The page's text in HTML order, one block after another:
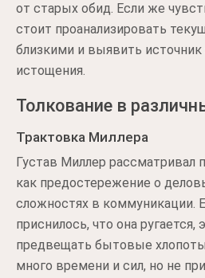
от старых обид. Если же
стоит проанализировать
близкими и выявить источник
истощения.
Толкование в
Трактовка Миллера
Густав Миллер рассматривал
как предостережение о
сложностях в коммуникации.
приснилось, что она ругается,
предвещать бытовые
много времени и сил, но не